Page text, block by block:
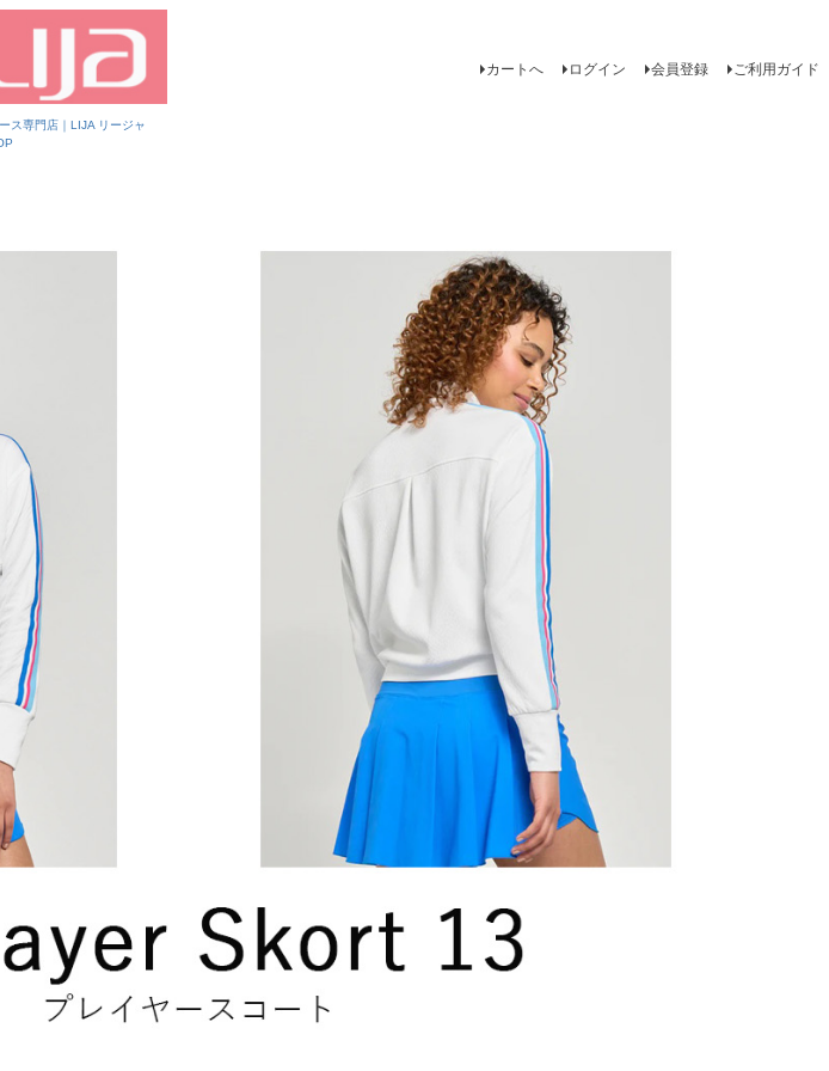
ス専門店｜LIJA リージャ
カートへ ログイン 会員登録 ご利用ガイド